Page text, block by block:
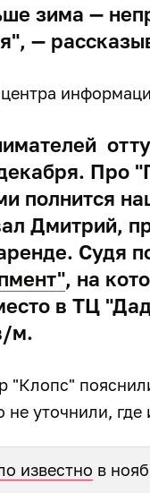
зима —
—
Про
полнится
Дмитрий,
Судя
, на
в ТЦ
м.
"Клопс"
не уточнили, где
известно в